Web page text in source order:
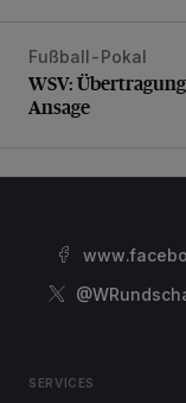
WSV:
Fußball-Pokal
WSV:
Ansage
SERVICES